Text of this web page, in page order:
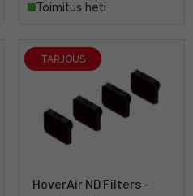
Toimitus heti
TARJOUS
HoverAir ND Filters -